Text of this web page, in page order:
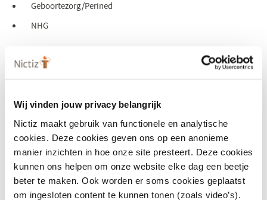
Wij vinden jouw privacy belangrijk
Nictiz maakt gebruik van functionele en analytische
cookies. Deze cookies geven ons op een anonieme
manier inzichten in hoe onze site presteert. Deze cookies
kunnen ons helpen om onze website elke dag een beetje
beter te maken. Ook worden er soms cookies geplaatst
om ingesloten content te kunnen tonen (zoals video’s).
Geboortezorg/Perined
NHG
Autorisatieraad, maar voortaan dus volwaardig lid van de